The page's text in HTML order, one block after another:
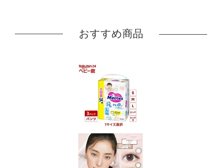
おすすめ商品